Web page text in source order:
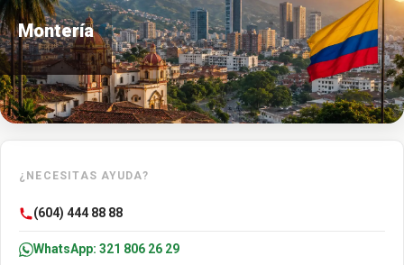
Montería
¿NECESITAS AYUDA?
(604) 444 88 88
WhatsApp: 321 806 26 29